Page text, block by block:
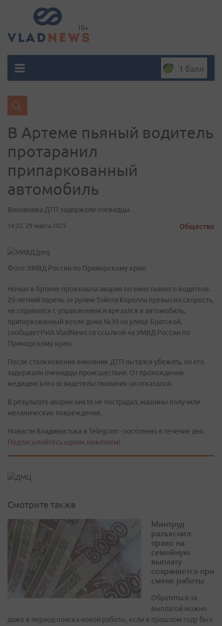
1 балл
В Артеме пьяный водитель
протаранил
припаркованный
автомобиль
Виновника ДТП задержали очевидцы.
14:22, 29 марта 2025 Общество
Фото: УМВД России по Приморскому краю
Ночью в Артеме произошла авария по вине пьяного водителя.
20-летний парень за рулем Тойота Королла превысил скорость,
не справился с управлением и врезался в автомобиль,
припаркованный возле дома №30 на улице Братской,
сообщает РИА VladNews со ссылкой на УМВД России по
Приморскому краю.
После столкновения виновник ДТП пытался убежать, но его
задержали очевидцы происшествия. От прохождения
медицинского освидетельствования он отказался.
В результате аварии никто не пострадал, машины получили
механические повреждения.
Новости Владивостока в Telegram - постоянно в течение дня.
Подписывайтесь одним нажатием!
Смотрите также
Минтруд
разъяснил:
право на
семейную
выплату
сохраняется при
смене работы
Обратиться за
выплатой можно
даже в период поиска новой работы, если в прошлом году был